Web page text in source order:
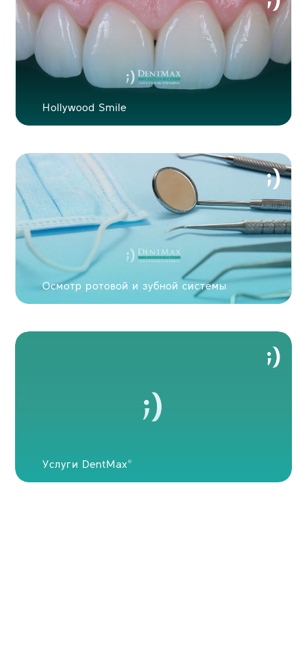
Hollywood Smile
Осмотр ротовой и зубной системы
Услуги DentMax®